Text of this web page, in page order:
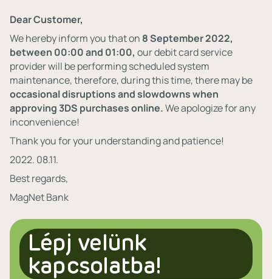
Dear Customer,
We hereby inform you that on 8 September 2022,
between 00:00 and 01:00, our debit card service
provider will be performing scheduled system
maintenance, therefore, during this time, there may be
occasional disruptions and slowdowns when
approving 3DS purchases online.We apologize for any
inconvenience!
Thank you for your understanding and patience!
2022. 08.11.
Best regards,
MagNet Bank
Lépj velünk
kapcsolatba!